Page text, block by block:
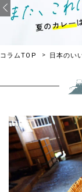
コラムTOP 日本のい